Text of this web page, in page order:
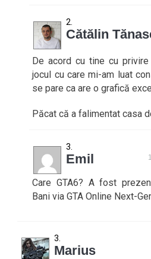
Cătălin
De acord cu tine cu
jocul cu care mi-am luat
se pare ca are o grafică
Păcat că a falimentat casa
Emil
Care GTA6? A fost
Bani via GTA Online Next-
Marius